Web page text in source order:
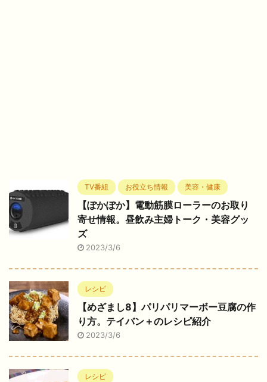
TV番組 お役立ち情報 美容・健康
【ぽかぽか】電動筋膜ローラーのお取り
寄せ情報。昼飲み主婦トーク・美容グッ
ズ
2023/3/6
レシピ
【めざまし8】パリパリマーボー豆腐の作
り方。テイバン＋のレシピ紹介
2023/3/6
レシピ